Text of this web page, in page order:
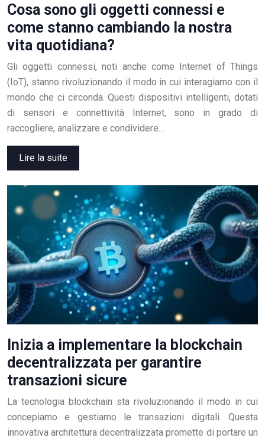
Cosa sono gli oggetti connessi e
come stanno cambiando la nostra
vita quotidiana?
Gli oggetti connessi, noti anche come Internet of Things
(IoT), stanno rivoluzionando il modo in cui interagiamo con il
mondo che ci circonda. Questi dispositivi intelligenti, dotati
di sensori e connettività Internet, sono in grado di
raccogliere, analizzare e condividere…
Lire la suite
Inizia a implementare la blockchain
decentralizzata per garantire
transazioni sicure
La tecnologia blockchain sta rivoluzionando il modo in cui
concepiamo e gestiamo le transazioni digitali. Questa
innovativa architettura decentralizzata promette di portare un